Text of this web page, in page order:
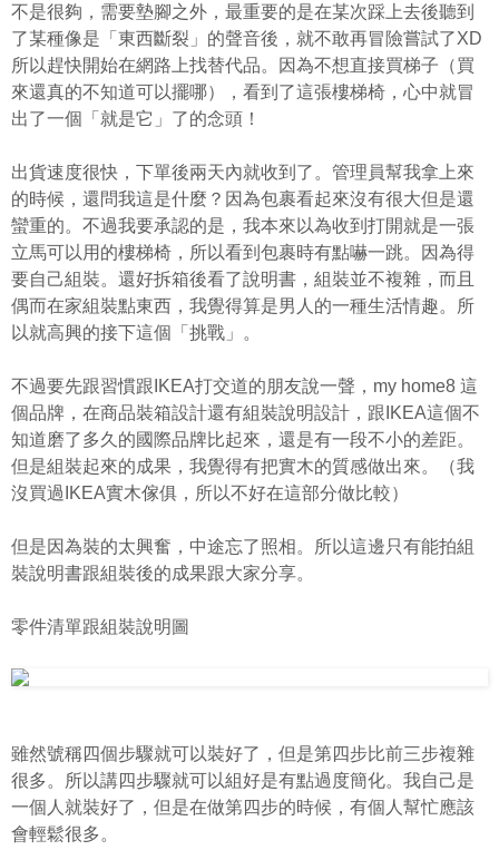
不是很夠，需要墊腳之外，最重要的是在某次踩上去後聽到
了某種像是「東西斷裂」的聲音後，就不敢再冒險嘗試了XD
所以趕快開始在網路上找替代品。因為不想直接買梯子（買
來還真的不知道可以擺哪），看到了這張樓梯椅，心中就冒
出了一個「就是它」了的念頭！
出貨速度很快，下單後兩天內就收到了。管理員幫我拿上來
的時候，還問我這是什麼？因為包裹看起來沒有很大但是還
蠻重的。不過我要承認的是，我本來以為收到打開就是一張
立馬可以用的樓梯椅，所以看到包裹時有點嚇一跳。因為得
要自己組裝。還好拆箱後看了說明書，組裝並不複雜，而且
偶而在家組裝點東西，我覺得算是男人的一種生活情趣。所
以就高興的接下這個「挑戰」。
不過要先跟習慣跟IKEA打交道的朋友說一聲，my home8 這
個品牌，在商品裝箱設計還有組裝說明設計，跟IKEA這個不
知道磨了多久的國際品牌比起來，還是有一段不小的差距。
但是組裝起來的成果，我覺得有把實木的質感做出來。（我
沒買過IKEA實木傢俱，所以不好在這部分做比較）
但是因為裝的太興奮，中途忘了照相。所以這邊只有能拍組
裝說明書跟組裝後的成果跟大家分享。
零件清單跟組裝說明圖
雖然號稱四個步驟就可以裝好了，但是第四步比前三步複雜
很多。所以講四步驟就可以組好是有點過度簡化。我自己是
一個人就裝好了，但是在做第四步的時候，有個人幫忙應該
會輕鬆很多。